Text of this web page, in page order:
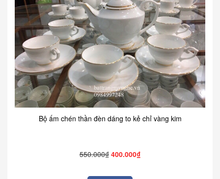
Bộ ấm chén thần đèn dáng to kẻ chỉ vàng kim
550.000₫ 400.000₫